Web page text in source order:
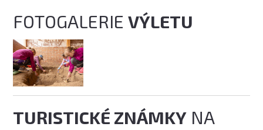
FOTOGALERIEVÝLETU
TURISTICKÉ ZNÁMKY NA